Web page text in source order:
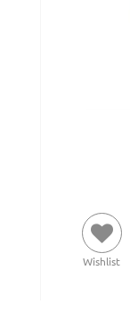
Wishlist